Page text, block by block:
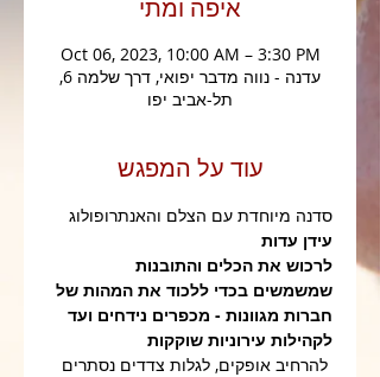
איפה ומתי
Oct 06, 2023, 10:00 AM – 3:30 PM
עדנה - נווה מדבר יפואי, דרך שלמה 6,
תל-אביב יפו
עוד על המפגש
סדנה מיוחדת עם הצלם והאנתרופולוג
עידן עדות
לרכוש את הכלים והתובנות
שמשמשים בכדי ללכוד את המהות של
חברות מגוונות - מכפרים נידחים ועד
לקהילות עירוניות שוקקות
להרחיב אופקים, לגלות צדדים נסתרים